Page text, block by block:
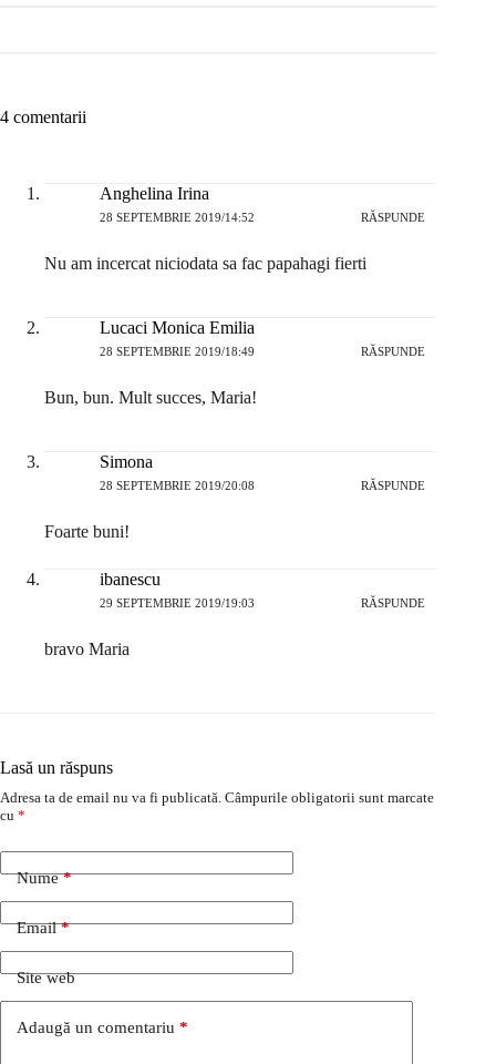
4 comentarii
Anghelina Irina
28 SEPTEMBRIE 2019/14:52 RĂSPUNDE
Nu am incercat niciodata sa fac papahagi fierti
Lucaci Monica Emilia
28 SEPTEMBRIE 2019/18:49 RĂSPUNDE
Bun, bun. Mult succes, Maria!
Simona
28 SEPTEMBRIE 2019/20:08 RĂSPUNDE
Foarte buni!
ibanescu
29 SEPTEMBRIE 2019/19:03 RĂSPUNDE
bravo Maria
Lasă un răspuns
Adresa ta de email nu va fi publicată. Câmpurile obligatorii sunt marcate
cu *
Nume*
Email*
Site web
Adaugă un comentariu *